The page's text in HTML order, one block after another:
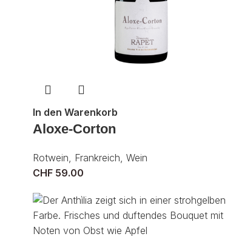
In den Warenkorb
Aloxe-Corton
Rotwein Frankreich Wein
CHF59.00